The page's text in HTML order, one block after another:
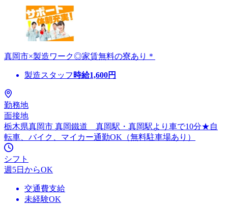
真岡市×製造ワーク◎家賃無料の寮あり＊
製造スタッフ 時給1,600円
勤務地
面接地
栃木県真岡市 真岡鐵道 真岡駅・真岡駅より車で10分★自
転車、バイク、マイカー通勤OK（無料駐車場あり）
シフト
週5日からOK
交通費支給
未経験OK